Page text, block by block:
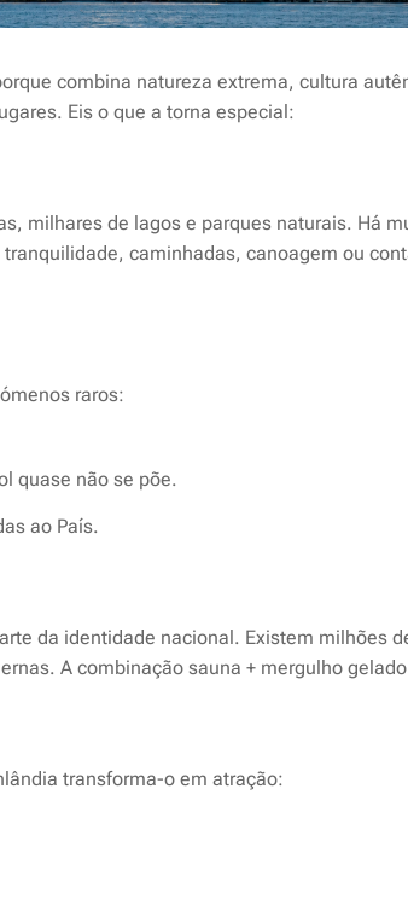
combina natureza extrema, cultura
Eis o que a torna especial:
milhares de lagos e parques naturais. Há
caminhadas, canoagem ou
raros:
quase não se põe.
ao País.
da identidade nacional. Existem milhões
A combinação sauna + mergulho
transforma-o em atração: